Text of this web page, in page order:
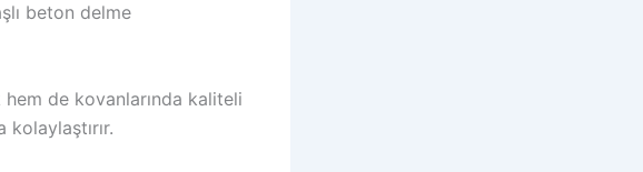
beton delme
de kovanlarında kaliteli